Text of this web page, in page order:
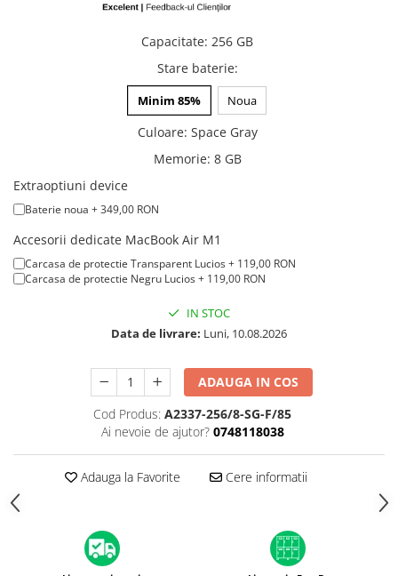
A2337 (M1 13” 2020)
A3113 (M3 13” 2024)
A1278 (Unibody 13” 2009-2012)
A1286 (Unibody 15” 2008-2012)
A1297 (Unibody 17” 2009-2011)
A1342 (Unibody 13” 2009-2010)
A1534 (Retina 12” 2015-2017)
iPhone 15 Pro Max
iPhone 16 Plus
iPhone 17
iPhone 15 Pro
iPhone 16
iPhone 15 Plus
iPhone 15
Capacitate: 256 GB
Stare baterie:
Minim 85% Noua
Culoare: Space Gray
Memorie: 8 GB
Extraoptiuni device
Baterie noua + 349,00 RON
Accesorii dedicate MacBook Air M1
Carcasa de protectie Transparent Lucios + 119,00 RON
Carcasa de protectie Negru Lucios + 119,00 RON
IN STOC
Data de livrare: Luni, 10.08.2026
ADAUGA IN COS
Cod Produs: A2337-256/8-SG-F/85
Ai nevoie de ajutor? 0748118038
Adauga la Favorite Cere informatii